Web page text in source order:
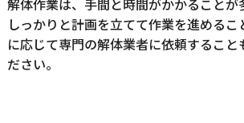
解体作業は、手間と時間がかかることが
しっかりと計画を立てて作業を進める
に応じて専門の解体業者に依頼すること
ださい。